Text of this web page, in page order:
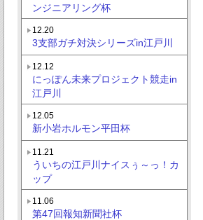
ンジニアリング杯
12.20
3支部ガチ対決シリーズin江戸川
12.12
にっぽん未来プロジェクト競走in
江戸川
12.05
新小岩ホルモン平田杯
11.21
ういちの江戸川ナイスぅ～っ！カ
ップ
11.06
第47回報知新聞社杯